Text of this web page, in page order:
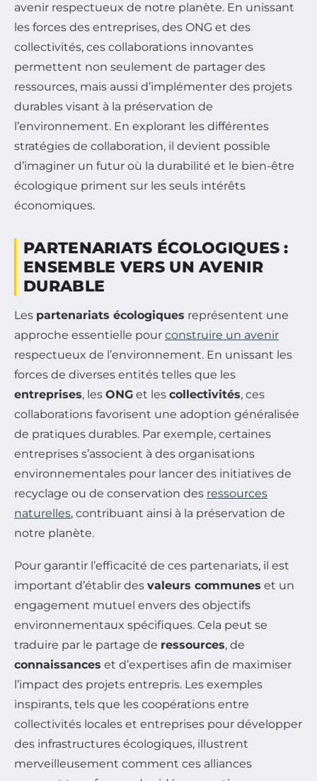
avenir respectueux de notre planète. En unissant
les forces des entreprises, des ONG et des
collectivités, ces collaborations innovantes
permettent non seulement de partager des
ressources, mais aussi d’implémenter des projets
durables visant à la préservation de
l’environnement. En explorant les différentes
stratégies de collaboration, il devient possible
d’imaginer un futur où la durabilité et le bien-être
écologique priment sur les seuls intérêts
économiques.
PARTENARIATS ÉCOLOGIQUES :
ENSEMBLE VERS UN AVENIR
DURABLE
Les partenariats écologiques représentent une
approche essentielle pour construire un avenir
respectueux de l’environnement. En unissant les
forces de diverses entités telles que les
entreprises, les ONG et les collectivités, ces
collaborations favorisent une adoption généralisée
de pratiques durables. Par exemple, certaines
entreprises s’associent à des organisations
environnementales pour lancer des initiatives de
recyclage ou de conservation des ressources
naturelles, contribuant ainsi à la préservation de
notre planète.
Pour garantir l’efficacité de ces partenariats, il est
important d’établir des valeurs communes et un
engagement mutuel envers des objectifs
environnementaux spécifiques. Cela peut se
traduire par le partage de ressources, de
connaissances et d’expertises afin de maximiser
l’impact des projets entrepris. Les exemples
inspirants, tels que les coopérations entre
collectivités locales et entreprises pour développer
des infrastructures écologiques, illustrent
merveilleusement comment ces alliances